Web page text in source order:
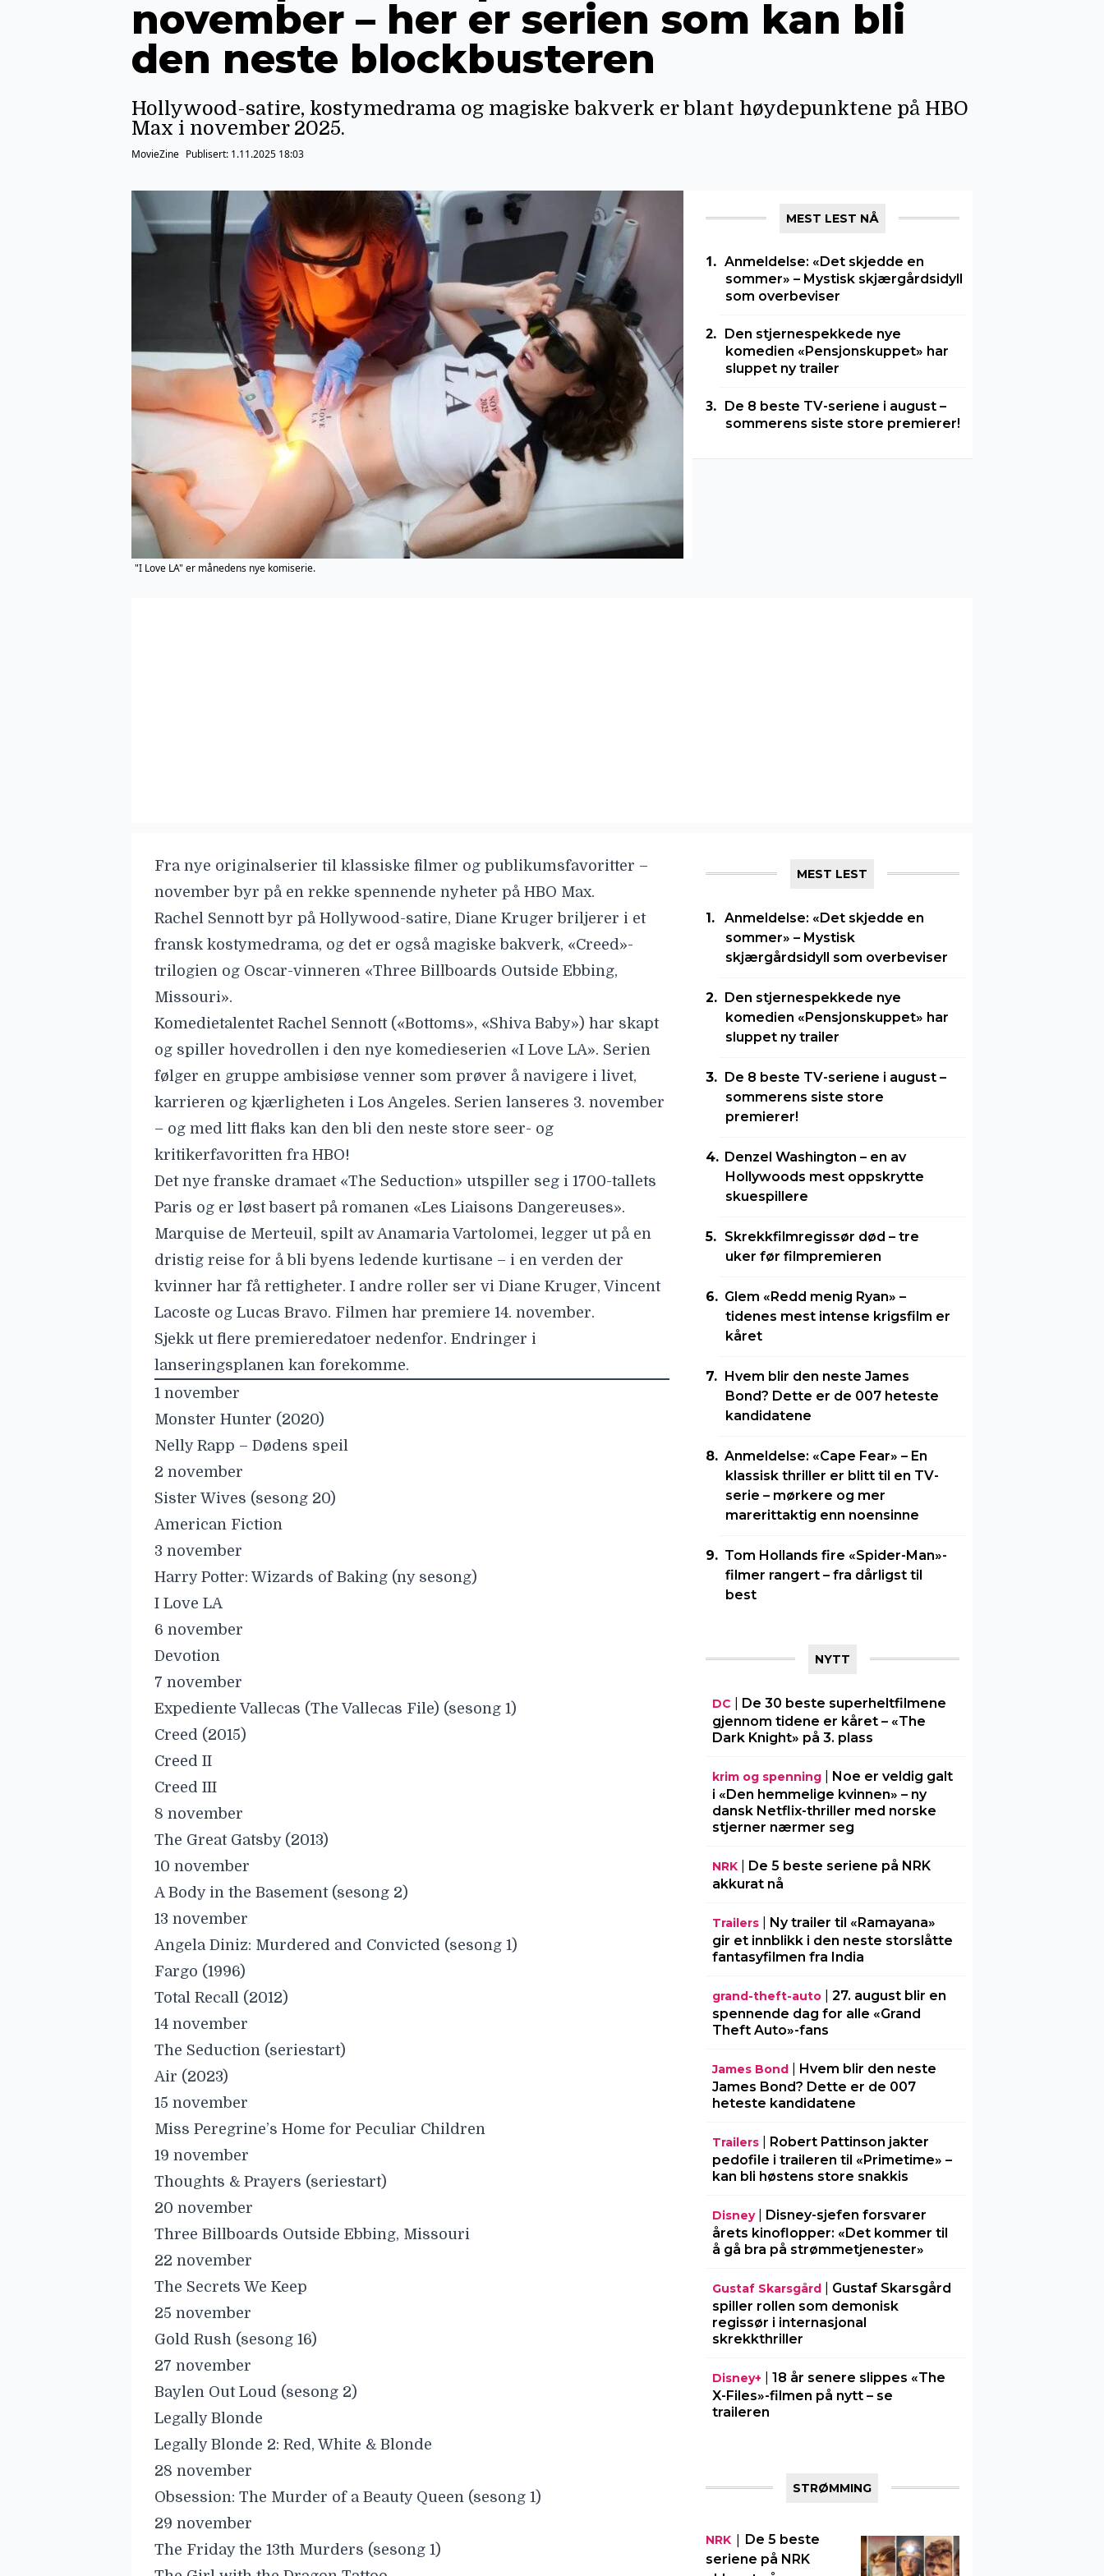
november – her er serien som kan bli
den neste blockbusteren
Hollywood-satire, kostymedrama og magiske bakverk er blant høydepunktene på HBO
Max i november 2025.
MovieZine Publisert: 1.11.2025 18:03
"I Love LA" er månedens nye komiserie.
MEST LEST NÅ
Anmeldelse: «Det skjedde en
sommer» – Mystisk skjærgårdsidyll
som overbeviser
Den stjernespekkede nye
komedien «Pensjonskuppet» har
sluppet ny trailer
De 8 beste TV-seriene i august –
sommerens siste store premierer!
Fra nye originalserier til klassiske filmer og publikumsfavoritter –
november byr på en rekke spennende nyheter på HBO Max.
Rachel Sennott byr på Hollywood-satire, Diane Kruger briljerer i et
fransk kostymedrama, og det er også magiske bakverk, «Creed»-
trilogien og Oscar-vinneren «Three Billboards Outside Ebbing,
Missouri».
Komedietalentet Rachel Sennott («Bottoms», «Shiva Baby») har skapt
og spiller hovedrollen i den nye komedieserien «I Love LA». Serien
følger en gruppe ambisiøse venner som prøver å navigere i livet,
karrieren og kjærligheten i Los Angeles. Serien lanseres 3. november
– og med litt flaks kan den bli den neste store seer- og
kritikerfavoritten fra HBO!
Det nye franske dramaet «The Seduction» utspiller seg i 1700-tallets
Paris og er løst basert på romanen «Les Liaisons Dangereuses».
Marquise de Merteuil, spilt av Anamaria Vartolomei, legger ut på en
dristig reise for å bli byens ledende kurtisane – i en verden der
kvinner har få rettigheter. I andre roller ser vi Diane Kruger, Vincent
Lacoste og Lucas Bravo. Filmen har premiere 14. november.
Sjekk ut flere premieredatoer nedenfor. Endringer i
lanseringsplanen kan forekomme.
1 november
Monster Hunter (2020)
Nelly Rapp – Dødens speil
2 november
Sister Wives (sesong 20)
American Fiction
3 november
Harry Potter: Wizards of Baking (ny sesong)
I Love LA
6 november
Devotion
7 november
Expediente Vallecas (The Vallecas File) (sesong 1)
Creed (2015)
Creed II
Creed III
8 november
The Great Gatsby (2013)
10 november
A Body in the Basement (sesong 2)
13 november
Angela Diniz: Murdered and Convicted (sesong 1)
Fargo (1996)
Total Recall (2012)
14 november
The Seduction (seriestart)
Air (2023)
15 november
Miss Peregrine’s Home for Peculiar Children
19 november
Thoughts & Prayers (seriestart)
20 november
Three Billboards Outside Ebbing, Missouri
22 november
The Secrets We Keep
25 november
Gold Rush (sesong 16)
27 november
Baylen Out Loud (sesong 2)
Legally Blonde
Legally Blonde 2: Red, White & Blonde
28 november
Obsession: The Murder of a Beauty Queen (sesong 1)
29 november
The Friday the 13th Murders (sesong 1)
MEST LEST
Anmeldelse: «Det skjedde en
sommer» – Mystisk
skjærgårdsidyll som overbeviser
Den stjernespekkede nye
komedien «Pensjonskuppet» har
sluppet ny trailer
De 8 beste TV-seriene i august –
sommerens siste store
premierer!
Denzel Washington – en av
Hollywoods mest oppskrytte
skuespillere
Skrekkfilmregissør død – tre
uker før filmpremieren
Glem «Redd menig Ryan» –
tidenes mest intense krigsfilm er
kåret
Hvem blir den neste James
Bond? Dette er de 007 heteste
kandidatene
Anmeldelse: «Cape Fear» – En
klassisk thriller er blitt til en TV-
serie – mørkere og mer
marerittaktig enn noensinne
Tom Hollands fire «Spider-Man»-
filmer rangert – fra dårligst til
best
NYTT
DC
De 30 beste superheltfilmene
gjennom tidene er kåret – «The
Dark Knight» på 3. plass
krim og spenning| Noe er veldig galt
i «Den hemmelige kvinnen» – ny
dansk Netflix-thriller med norske
stjerner nærmer seg
NRK| De 5 beste seriene på NRK
akkurat nå
Trailers| Ny trailer til «Ramayana»
gir et innblikk i den neste storslåtte
fantasyfilmen fra India
grand-theft-auto| 27. august blir en
spennende dag for alle «Grand
Theft Auto»-fans
James Bond| Hvem blir den neste
James Bond? Dette er de 007
heteste kandidatene
Trailers| Robert Pattinson jakter
pedofile i traileren til «Primetime» –
kan bli høstens store snakkis
Disney| Disney-sjefen forsvarer
årets kinoflopper: «Det kommer til
å gå bra på strømmetjenester»
Gustaf Skarsgård| Gustaf Skarsgård
spiller rollen som demonisk
regissør i internasjonal
skrekkthriller
Disney+
18 år senere slippes «The
X-Files»-filmen på nytt – se
traileren
STRØMMING
NRK| De 5 beste
seriene på NRK